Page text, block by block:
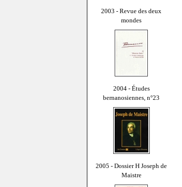
2003 - Revue des deux
mondes
2004 - Études
bernanosiennes, n°23
2005 - Dossier H Joseph de
Maistre